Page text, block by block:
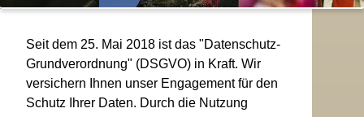
Seit dem 25. Mai 2018 ist das "Datenschutz-
Grundverordnung" (DSGVO) in Kraft. Wir
versichern Ihnen unser Engagement für den
Schutz Ihrer Daten. Durch die Nutzung